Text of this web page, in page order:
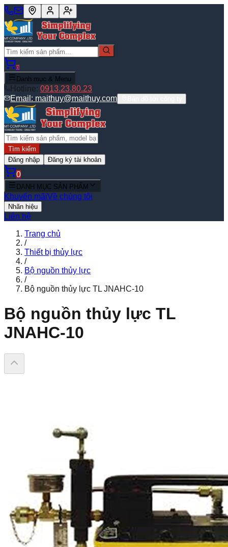
0
Danh mục & Menu
Hotline: 0913.23.80.23
Email: maithuy@maithuy.com
Tìm kiếm
Đăng nhập
Đăng ký tài khoản
0
DANH MỤC SẢN PHẨM
Khuyến mãiVề chúng tôi
Nhãn hiệu
Liên hệ
Trang chủ
/
Thiết bị thủy lực
/
Bộ nguồn thủy lực
/
Bộ nguồn thủy lực TL JNAHC-10
Bộ nguồn thủy lực TL
JNAHC-10